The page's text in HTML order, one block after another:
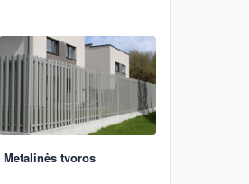
Metalinės tvoros